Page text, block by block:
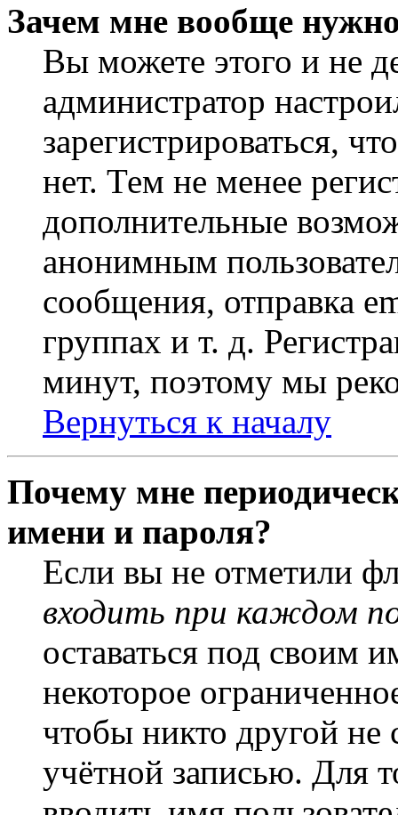
Зачем мне вообще
Вы можете этого и не
администратор
зарегистрироваться,
нет. Тем не менее
дополнительные
анонимным
сообщения, отправка
группах и т. д.
минут, поэтому мы
Вернуться к началу
Почему мне
имени и пароля?
Если вы не отметили
входить при каждом
оставаться под своим
некоторое
чтобы никто другой не
учётной записью. Для